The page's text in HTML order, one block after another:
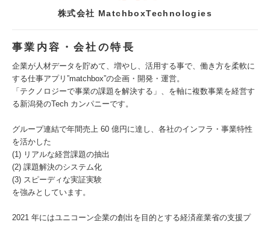
株式会社 MatchboxTechnologies
事業内容・会社の特長
企業が人材データを貯めて、増やし、活用する事で、働き方を柔軟に
する仕事アプリ”matchbox”の企画・開発・運営。
「テクノロジーで事業の課題を解決する」、を軸に複数事業を経営す
る新潟発のTech カンパニーです。
グループ連結で年間売上 60 億円に達し、各社のインフラ・事業特性
を活かした
(1) リアルな経営課題の抽出
(2) 課題解決のシステム化
(3) スピーディな実証実験
を強みとしています。
2021 年にはユニコーン企業の創出を目的とする経済産業省の支援プ